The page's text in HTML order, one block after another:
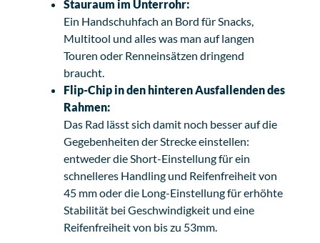
Stauraum im Unterrohr:
Ein Handschuhfach an Bord für Snacks,
Multitool und alles was man auf langen
Touren oder Renneinsätzen dringend
braucht.
Flip-Chip in den hinteren Ausfallenden des
Rahmen:
Das Rad lässt sich damit noch besser auf die
Gegebenheiten der Strecke einstellen:
entweder die Short-Einstellung für ein
schnelleres Handling und Reifenfreiheit von
45 mm oder die Long-Einstellung für erhöhte
Stabilität bei Geschwindigkeit und eine
Reifenfreiheit von bis zu 53mm.